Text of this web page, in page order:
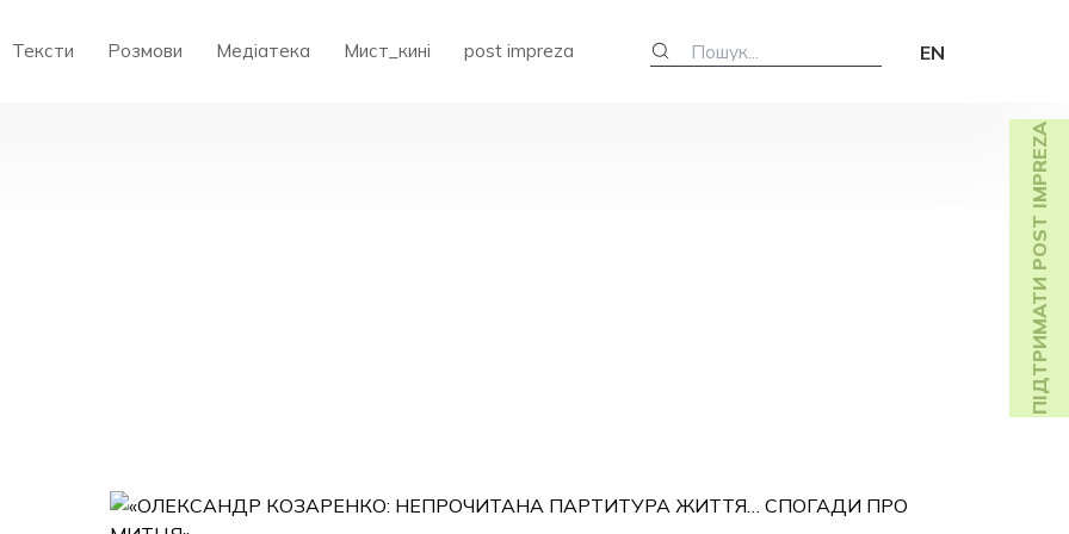
Тексти Розмови Медіатека Мист_кині post impreza EN
ПІДТРИМАТИ POST IMPREZA